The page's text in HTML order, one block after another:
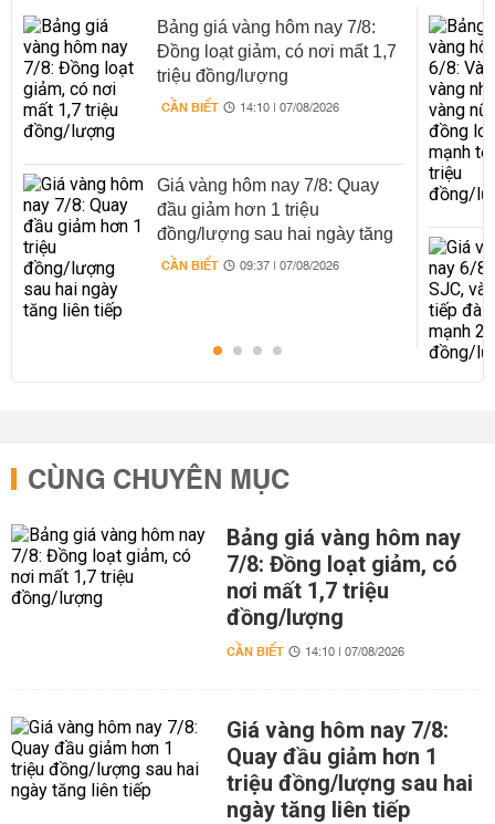
Bảng giá vàng hôm nay 7/8:
Đồng loạt giảm, có nơi mất 1,7
triệu đồng/lượng
CẦN BIẾT 14:10 | 07/08/2026
Giá vàng hôm nay 7/8: Quay
đầu giảm hơn 1 triệu
đồng/lượng sau hai ngày tăng
liên tiếp
CẦN BIẾT 09:37 | 07/08/2026
CÙNG CHUYÊN MỤC
Bảng giá vàng hôm nay
7/8: Đồng loạt giảm, có
nơi mất 1,7 triệu
đồng/lượng
CẦN BIẾT 14:10 | 07/08/2026
Giá vàng hôm nay 7/8:
Quay đầu giảm hơn 1
triệu đồng/lượng sau hai
ngày tăng liên tiếp